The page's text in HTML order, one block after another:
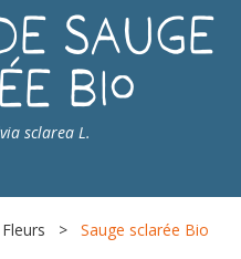
Sauge
Bio
sclarea L.
> Sauge sclarée Bio